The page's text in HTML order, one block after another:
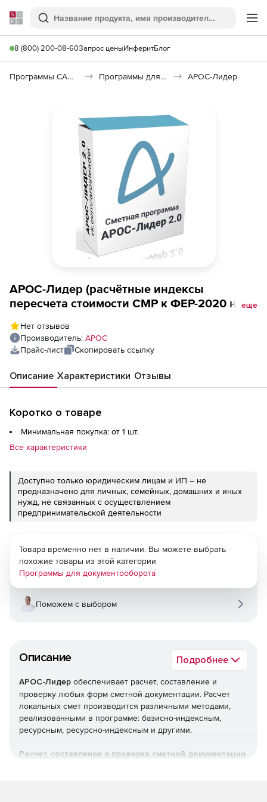
Softline
Поиск
8 (800) 200-08-60Запрос ценыИнферитБлог
Программы САПР и ГИС Программы для документооборота АРОС-Лидер
АРОС-Лидер (расчётные индексы
пересчета стоимости СМР к ФЕР-2020 на 1
место
еще
Нет отзывов
Производитель: АРОС
Прайс-лист
Скопировать ссылку
Описание Характеристики Отзывы
Коротко о товаре
Минимальная покупка: от 1 шт.
Все характеристики
Доступно только юридическим лицам и ИП – не
предназначено для личных, семейных, домашних и иных
нужд, не связанных с осуществлением
предпринимательской деятельности
Описание Подробнее
АРОС-Лидер обеспечивает расчет, составление и
проверку любых форм сметной документации. Расчет
локальных смет производится различными методами,
реализованными в программе: базисно-индексным,
ресурсным, ресурсно-индексным и другими.
Расчет, составление и проверка сметной документации
Товара временно нет в наличии. Вы можете выбрать
похожие товары из этой категории
Программы для документооборота
Поможем с выбором